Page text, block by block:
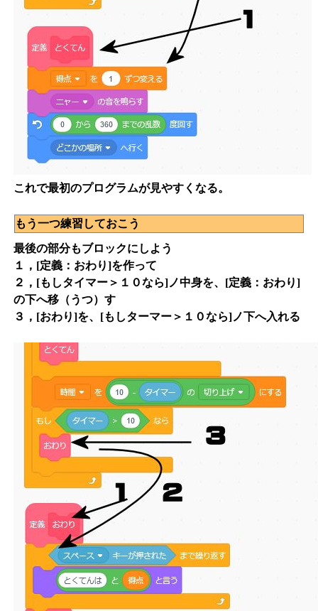
これで最初のプログラムが見やすくなる。
もう一つ練習しておこう
最後の部分もブロックにしよう
１，[定義：おわり]を作って
２，[もしタイマー＞１０なら]ノ中身を、[定義：おわり]
の下へ移（うつ）す
３，[おわり]を、[もしターマー＞１０なら]ノ下へ入れる